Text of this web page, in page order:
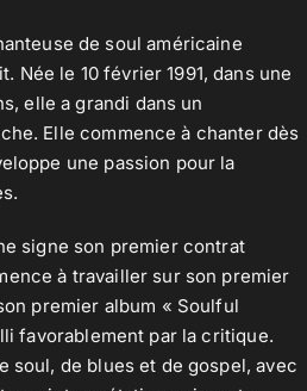
application
de soul américaine
Née le 10 février 1991, dans une
elle a grandi dans un
Elle commence à chanter dès
une passion pour la
signe son premier contrat
à travailler sur son premier
premier album « Soulful
favorablement par la critique.
soul, de blues et de gospel, avec